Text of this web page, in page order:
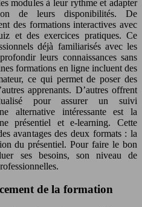
modules à leur rythme et adapter
de leurs disponibilités. De
des formations interactives avec
et des exercices pratiques. Ce
déjà familiarisés avec les
leurs connaissances sans
formations en ligne incluent des
ce qui permet de poser des
apprenants. D’autres offrent
pour assurer un suivi
alternative intéressante est la
présentiel et e-learning. Cette
avantages des deux formats : la
du présentiel. Pour faire le bon
ses besoins, son niveau de
de la formation